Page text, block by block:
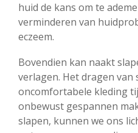
huid de kans om te
verminderen van
eczeem.
Bovendien kan naakt
verlagen. Het dragen van
oncomfortabele kleding
onbewust gespannen
slapen, kunnen we ons